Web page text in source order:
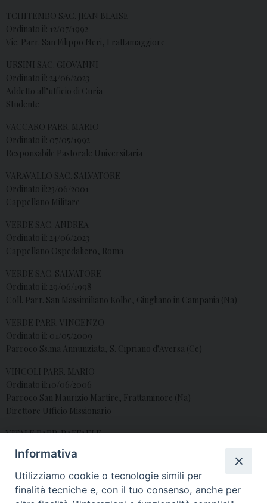
TCHITEMBO SAC. JEAN BLAISE
Ordinato il: 12/07/1992
Vic. Parr. San Filippo Neri, Frattamaggiore
URSINI SAC. GIOVANNI
Ordinato il: 24/06/2023
Addetto all’ufficio di Curia
Studente
VACCARO PARR. MARIO
Ordinato il: 07/05/1992
Responsabile Pastorale Universitaria
VARAVALLO SAC. SALVATORE
Ordinato il:23/06/2001
Cappellano Militare
VERDE SAC. ANDREA
Ordinato il: 24/06/2023
Cappellano Ospedaliero, Roma
VERDE SAC. SALVATORE
Ordinato il: 29/06/1998
Coll. Parr. San Massimiliano Kolbe, Giugliano in Campania (Na)
VERDE PARR. VINCENZO
Ordinato il: 01/05/2009
Parroco Ss.ma Annunziata, S. Cipriano d’Aversa (Ce)
VINCOLI PARR. MARIO
Ordinato il:10/06/2006
Parroco San Maurizio Martire, Frattaminore (Na)
Direttore Ufficio Missionario
VITALE PARR. RAFFAELE
Ordinato il: 01/05/2009
Parroco San Rocco, Frattamaggiore (Na)
VITOLO SAC. DOMENICO
Ordinato il: 07/05/2016
Informativa
Utilizziamo cookie o tecnologie simili per
finalità tecniche e, con il tuo consenso, anche per